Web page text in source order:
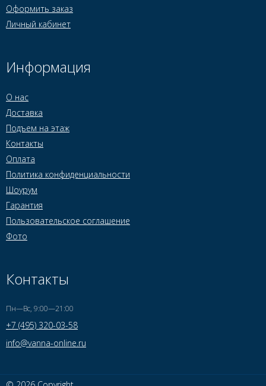
Оформить заказ
Личный кабинет
Информация
О нас
Доставка
Подъем на этаж
Контакты
Оплата
Политика конфиденциальности
Шоурум
Гарантия
Пользовательское соглашение
Фото
Контакты
Пн—Вс, 9:00—21:00
+7 (495) 320-03-58
info@vanna-online.ru